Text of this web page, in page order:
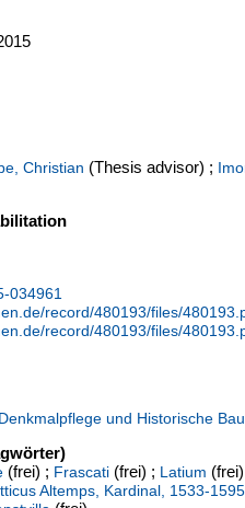
Christian (Thesis advisor) ;
034961
record/480193/files/
record/480193/files/
und Historische
(frei) ; Frascati (frei) ; Latium
Altemps, Kardinal, 1533-1595